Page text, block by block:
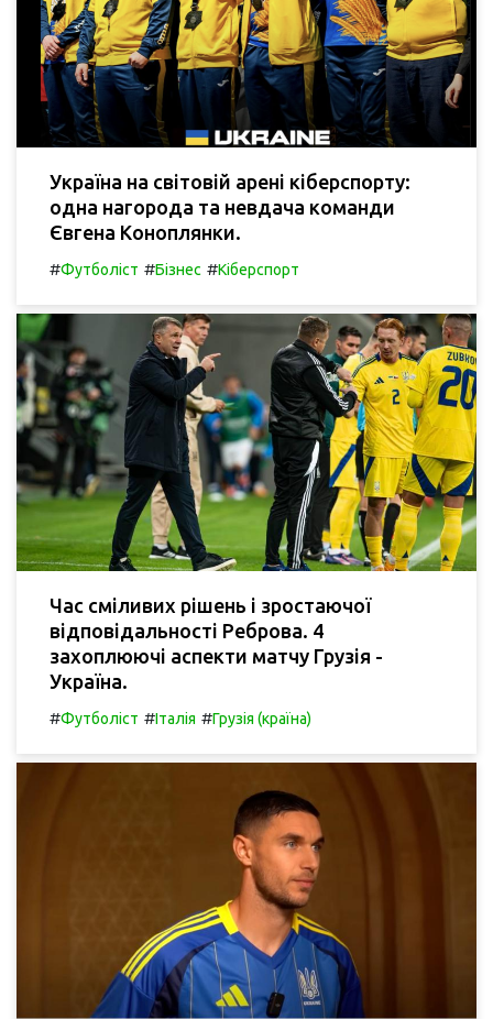
Україна на світовій арені кіберспорту:
одна нагорода та невдача команди
Євгена Коноплянки.
#Футболіст #Бізнес #Кіберспорт
Час сміливих рішень і зростаючої
відповідальності Реброва. 4
захоплюючі аспекти матчу Грузія -
Україна.
#Футболіст #Італія #Грузія (країна)